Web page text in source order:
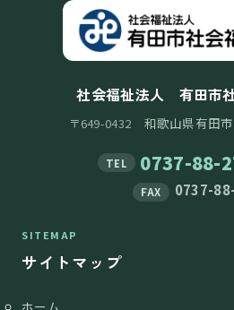
社会福祉法人 有田市
〒649-0432 和歌山県有田
TEL 0737-88-
FAX 0737-
SITEMAP
サイトマップ